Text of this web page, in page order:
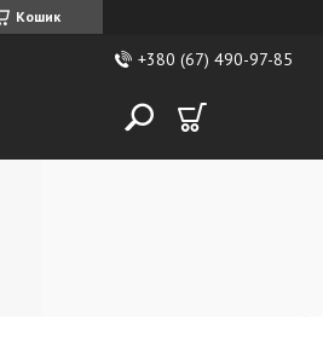
Кошик
+380 (67) 490-97-85